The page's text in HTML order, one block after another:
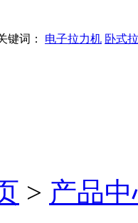
键词： 电子拉力机 卧式
> 产品